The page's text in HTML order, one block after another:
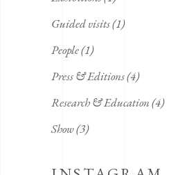
Guided visits(1)
People(1)
Press & Editions(4)
Research & Education(4)
Show(3)